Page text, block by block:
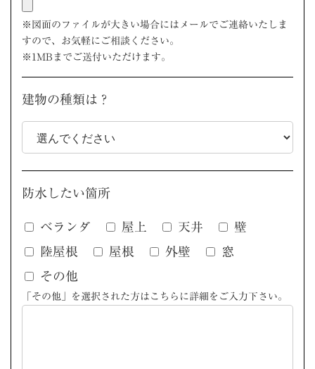
※図面のファイルが大きい場合にはメールでご連絡いたしま
すので、お気軽にご相談ください。
※1MBまでご送付いただけます。
建物の種類は？
防水したい箇所
ベランダ 屋上 天井
壁
陸屋根
屋根 外壁
窓
その他
「その他」を選択された方はこちらに詳細をご入力下さい。